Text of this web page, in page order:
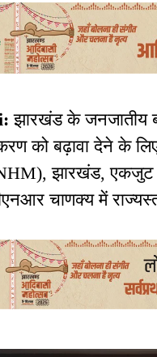
झारखंड के जनजातीय
को बढ़ावा देने के
झारखंड, एकजुट
चाणक्य में